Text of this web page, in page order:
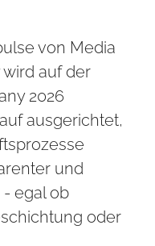
von Media
auf der
2026
ausgerichtet,
und
egal ob
oder